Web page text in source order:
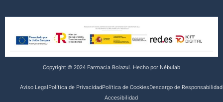
Copyright © 2024 Farmacia Bolazul. Hecho por Nébulab
Aviso LegalPolítica de PrivacidadPolítica de CookiesDescargo de Responsabilidad
Accesibilidad